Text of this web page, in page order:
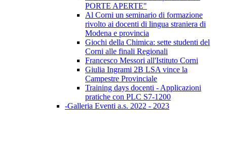
PORTE APERTE"
Al Corni un seminario di formazione
rivolto ai docenti di lingua straniera di
Modena e provincia
Giochi della Chimica: sette studenti del
Corni alle finali Regionali
Francesco Messori all'Istituto Corni
Giulia Ingrami 2B LSA vince la
Campestre Provinciale
Training days docenti - Applicazioni
pratiche con PLC S7-1200
-Galleria Eventi a.s. 2022 - 2023